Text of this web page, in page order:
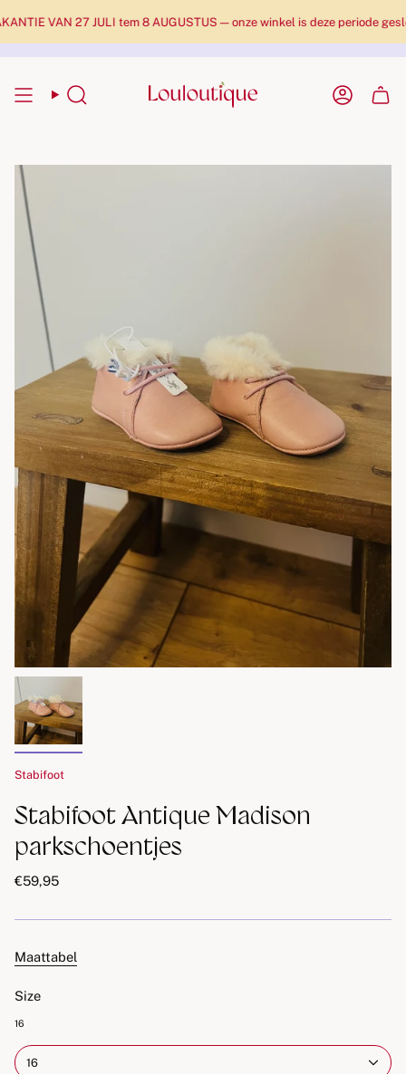
VAN 27 JULI tem 8 AUGUSTUS — onze winkel is deze periode
Zoekopdracht
Stabifoot
Stabifoot Antique Madison
parkschoentjes
€59,95
Maattabel
Size
16
16